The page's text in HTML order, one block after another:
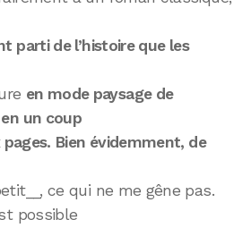
parti de l’histoire que les
en mode paysage de
un coup
pages. Bien évidemment, de
ce qui ne me gêne pas.
possible